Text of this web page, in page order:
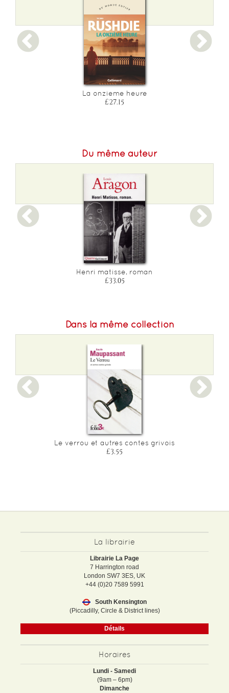
La onzieme heure
£27.15
Du même auteur
Henri matisse, roman
£33.05
Dans la même collection
Le verrou et autres contes grivois
£3.55
La librairie
Librairie La Page
7 Harrington road
London SW7 3ES, UK
+44 (0)20 7589 5991
South Kensington
(Piccadilly, Circle & District lines)
Détails
Horaires
Lundi - Samedi
(9am – 6pm)
Dimanche